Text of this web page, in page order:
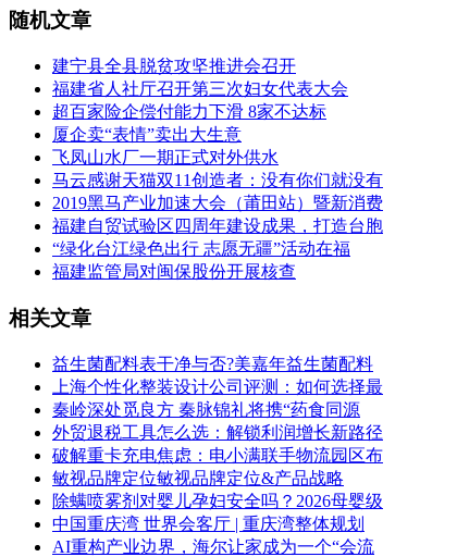
随机文章
建宁县全县脱贫攻坚推进会召开
福建省人社厅召开第三次妇女代表大会
超百家险企偿付能力下滑 8家不达标
厦企卖“表情”卖出大生意
飞凤山水厂一期正式对外供水
马云感谢天猫双11创造者：没有你们就没有
2019黑马产业加速大会（莆田站）暨新消费
福建自贸试验区四周年建设成果，打造台胞
“绿化台江绿色出行 志愿无疆”活动在福
福建监管局对闽保股份开展核查
相关文章
益生菌配料表干净与否?美嘉年益生菌配料
上海个性化整装设计公司评测：如何选择最
秦岭深处觅良方 秦脉锦礼将携“药食同源
外贸退税工具怎么选：解锁利润增长新路径
破解重卡充电焦虑：电小满联手物流园区布
敏视品牌定位敏视品牌定位&产品战略
除螨喷雾剂对婴儿孕妇安全吗？2026母婴级
中国重庆湾 世界会客厅 | 重庆湾整体规划
AI重构产业边界，海尔让家成为一个“会流